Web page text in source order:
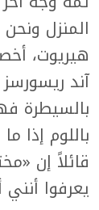
المنزل
هيريوت،
آند
بالسيطرة
باللوم إذا
قائلاً إن
يعرفوا